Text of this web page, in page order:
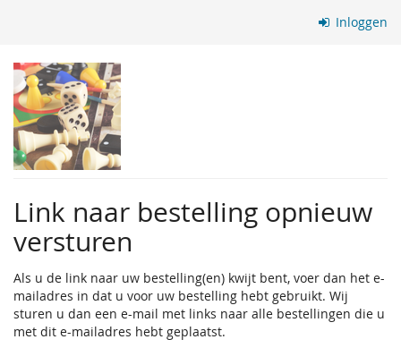
Inloggen
Link naar bestelling opnieuw
versturen
Als u de link naar uw bestelling(en) kwijt bent, voer dan het e-
mailadres in dat u voor uw bestelling hebt gebruikt. Wij
sturen u dan een e-mail met links naar alle bestellingen die u
met dit e-mailadres hebt geplaatst.